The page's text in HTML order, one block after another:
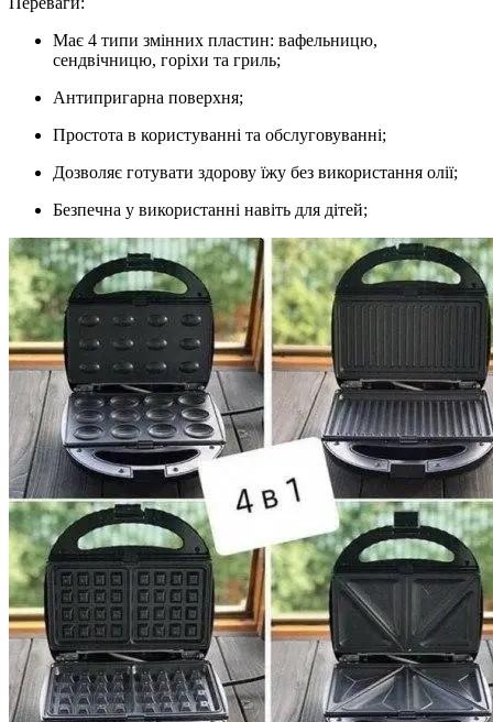
Має 4 типи змінних пластин: вафельницю,
сендвічницю, горіхи та гриль;
Антипригарна поверхня;
Простота в користуванні та обслуговуванні;
Дозволяє готувати здорову їжу без використання олії;
Безпечна у використанні навіть для дітей;